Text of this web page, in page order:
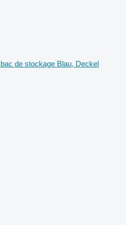
bac de stockage Blau, Deckel